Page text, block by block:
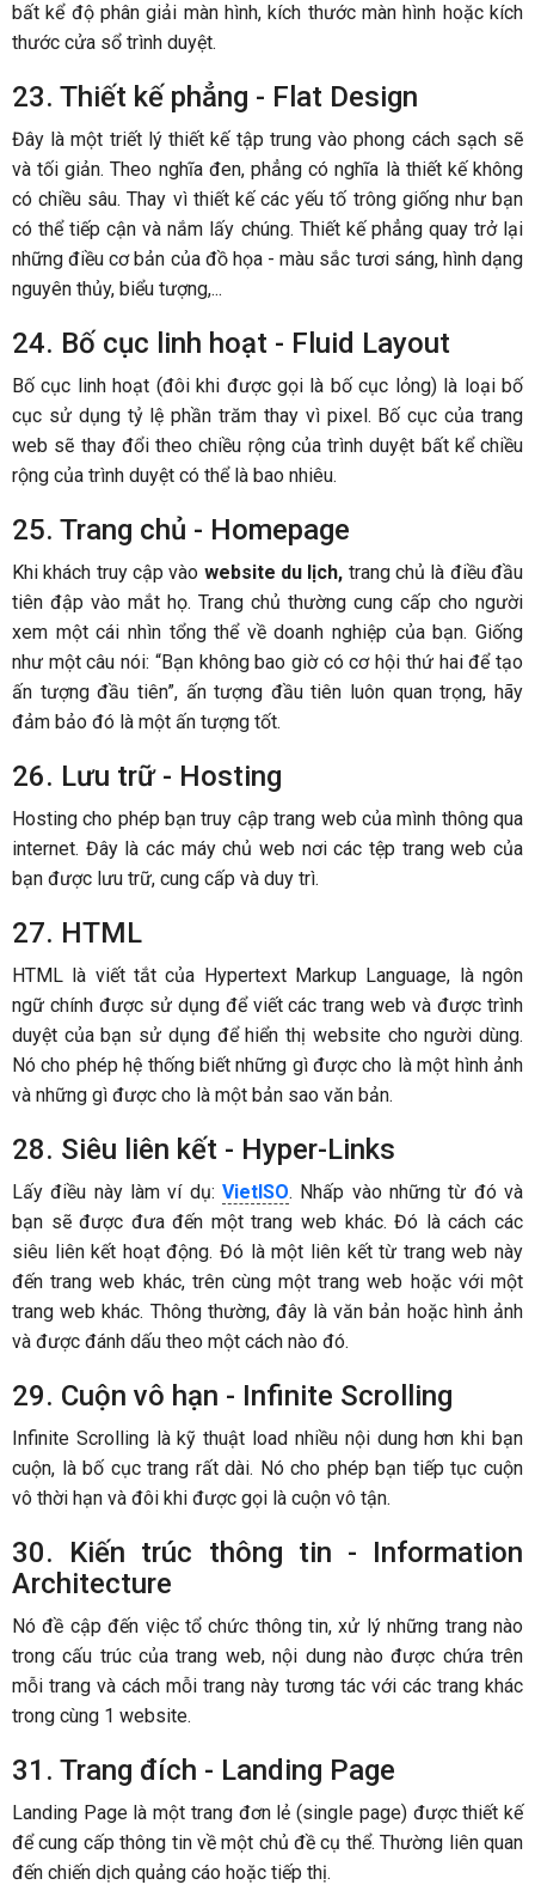
bất kể độ phân giải màn hình, kích thước màn hình hoặc kích
thước cửa sổ trình duyệt.
23. Thiết kế phẳng - Flat Design
Đây là một triết lý thiết kế tập trung vào phong cách sạch sẽ
và tối giản. Theo nghĩa đen, phẳng có nghĩa là thiết kế không
có chiều sâu. Thay vì thiết kế các yếu tố trông giống như bạn
có thể tiếp cận và nắm lấy chúng. Thiết kế phẳng quay trở lại
những điều cơ bản của đồ họa - màu sắc tươi sáng, hình dạng
nguyên thủy, biểu tượng,...
24. Bố cục linh hoạt - Fluid Layout
Bố cục linh hoạt (đôi khi được gọi là bố cục lỏng) là loại bố
cục sử dụng tỷ lệ phần trăm thay vì pixel. Bố cục của trang
web sẽ thay đổi theo chiều rộng của trình duyệt bất kể chiều
rộng của trình duyệt có thể là bao nhiêu.
25. Trang chủ - Homepage
Khi khách truy cập vào website du lịch, trang chủ là điều đầu
tiên đập vào mắt họ. Trang chủ thường cung cấp cho người
xem một cái nhìn tổng thể về doanh nghiệp của bạn. Giống
như một câu nói: “Bạn không bao giờ có cơ hội thứ hai để tạo
ấn tượng đầu tiên”, ấn tượng đầu tiên luôn quan trọng, hãy
đảm bảo đó là một ấn tượng tốt.
26. Lưu trữ - Hosting
Hosting cho phép bạn truy cập trang web của mình thông qua
internet. Đây là các máy chủ web nơi các tệp trang web của
bạn được lưu trữ, cung cấp và duy trì.
27. HTML
HTML là viết tắt của Hypertext Markup Language, là ngôn
ngữ chính được sử dụng để viết các trang web và được trình
duyệt của bạn sử dụng để hiển thị website cho người dùng.
Nó cho phép hệ thống biết những gì được cho là một hình ảnh
và những gì được cho là một bản sao văn bản.
28. Siêu liên kết - Hyper-Links
Lấy điều này làm ví dụ: VietISO. Nhấp vào những từ đó và
bạn sẽ được đưa đến một trang web khác. Đó là cách các
siêu liên kết hoạt động. Đó là một liên kết từ trang web này
đến trang web khác, trên cùng một trang web hoặc với một
trang web khác. Thông thường, đây là văn bản hoặc hình ảnh
và được đánh dấu theo một cách nào đó.
29. Cuộn vô hạn - Infinite Scrolling
Infinite Scrolling là kỹ thuật load nhiều nội dung hơn khi bạn
cuộn, là bố cục trang rất dài. Nó cho phép bạn tiếp tục cuộn
vô thời hạn và đôi khi được gọi là cuộn vô tận.
30. Kiến trúc thông tin - Information
Architecture
Nó đề cập đến việc tổ chức thông tin, xử lý những trang nào
trong cấu trúc của trang web, nội dung nào được chứa trên
mỗi trang và cách mỗi trang này tương tác với các trang khác
trong cùng 1 website.
31. Trang đích - Landing Page
Landing Page là một trang đơn lẻ (single page) được thiết kế
để cung cấp thông tin về một chủ đề cụ thể. Thường liên quan
đến chiến dịch quảng cáo hoặc tiếp thị.